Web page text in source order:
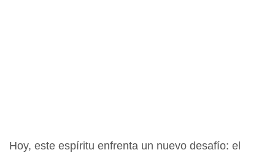
Hoy, este espíritu enfrenta un nuevo desafío: el